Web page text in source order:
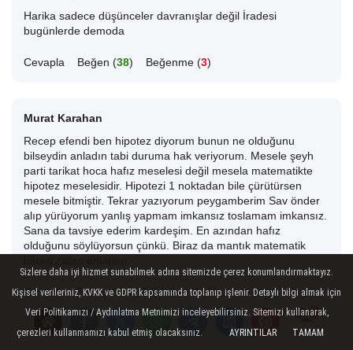
Yorumlar
Harika sadece düşünceler davranışlar değil İradesi
bugünlerde demoda
Cevapla Beğen (38) Beğenme (3)
Murat Karahan
Recep efendi ben hipotez diyorum bunun ne olduğunu
bilseydin anladın tabi duruma hak veriyorum. Mesele şeyh
parti tarikat hoca hafız meselesi değil mesela matematikte
hipotez meselesidir. Hipotezi 1 noktadan bile çürütürsen
mesele bitmiştir. Tekrar yazıyorum peygamberim Sav önder
alıp yürüyorum yanlış yapmam imkansız toslamam imkansız.
Sana da tavsiye ederim kardeşim. En azından hafız
olduğunu söylüyorsun çünkü. Biraz da mantık matematik
Cevapla Beğen ( 8) Beğenme (135)
Sizlere daha iyi hizmet sunabilmek adına sitemizde çerez konumlandırmaktayız.
Kişisel verileriniz, KVKK ve GDPR kapsamında toplanıp işlenir. Detaylı bilgi almak için
Veri Politikamızı / Aydınlatma Metnimizi inceleyebilirsiniz. Sitemizi kullanarak,
çerezleri kullanmamızı kabul etmiş olacaksınız.
AYRINTILAR TAMAM